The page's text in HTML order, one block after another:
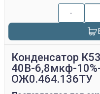
-
Конденсатор
40В-6,8мкф-
ОЖ0.464.136ТУ